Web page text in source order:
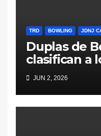
TRD BOWLING JDNJ
Duplas de
clasifican a
2026
JUN 2, 2026